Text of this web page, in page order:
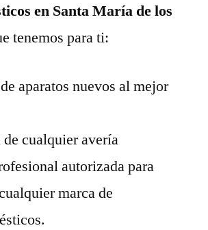
en Santa María de los
tenemos para ti:
aparatos nuevos al mejor
cualquier avería
autorizada para
marca de